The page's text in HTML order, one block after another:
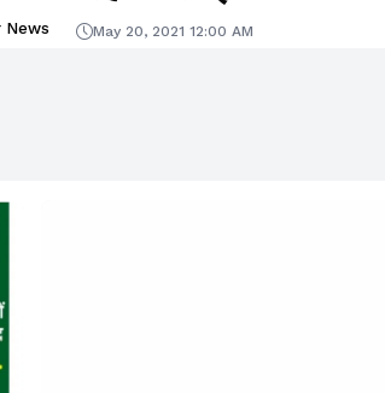
News May 20, 2021 12:00 AM